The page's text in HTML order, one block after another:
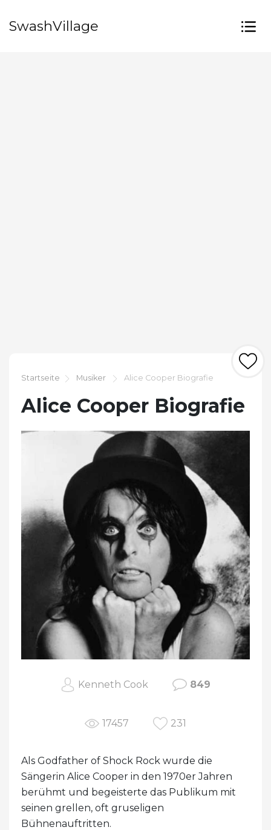
SwashVillage
Startseite Musiker Alice Cooper Biografie
Alice Cooper Biografie
Kenneth Cook 849
17457 231
Als Godfather of Shock Rock wurde die
Sängerin Alice Cooper in den 1970er Jahren
berühmt und begeisterte das Publikum mit
seinen grellen, oft gruseligen
Bühnenauftritten.